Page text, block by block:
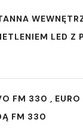
LED Z
FM 330 , EURO
FM 330